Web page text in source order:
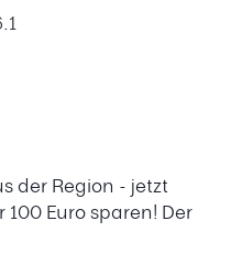
der Region - jetzt
Euro sparen! Der